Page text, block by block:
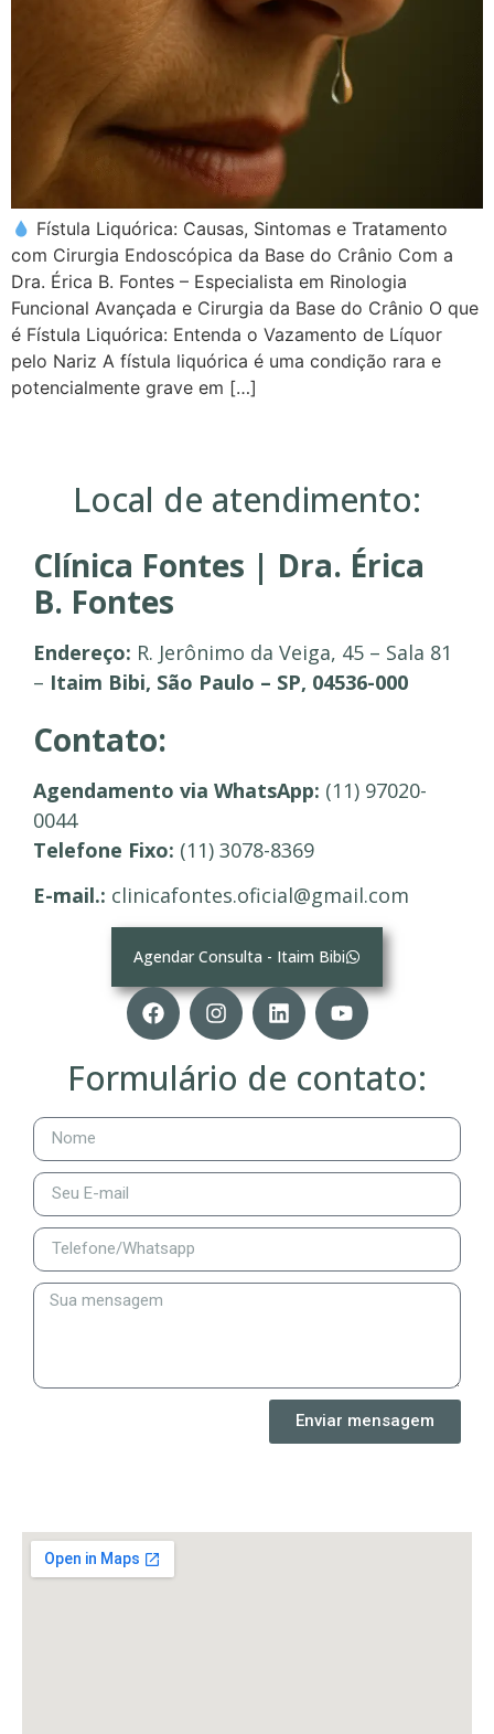
Fístula Liquórica: Causas, Sintomas e Tratamento
com Cirurgia Endoscópica da Base do Crânio Com a
Dra. Érica B. Fontes – Especialista em Rinologia
Funcional Avançada e Cirurgia da Base do Crânio O que
é Fístula Liquórica: Entenda o Vazamento de Líquor
pelo Nariz A fístula liquórica é uma condição rara e
potencialmente grave em […]
Local de atendimento:
Clínica Fontes | Dra. Érica
B. Fontes
Endereço: R. Jerônimo da Veiga, 45 – Sala 81
– Itaim Bibi, São Paulo – SP, 04536-000
Contato:
Agendamento via WhatsApp: (11) 97020-
0044
Telefone Fixo: (11) 3078-8369
E-mail.: clinicafontes.oficial@gmail.com
Agendar Consulta - Itaim Bibi
Formulário de contato:
Enviar mensagem